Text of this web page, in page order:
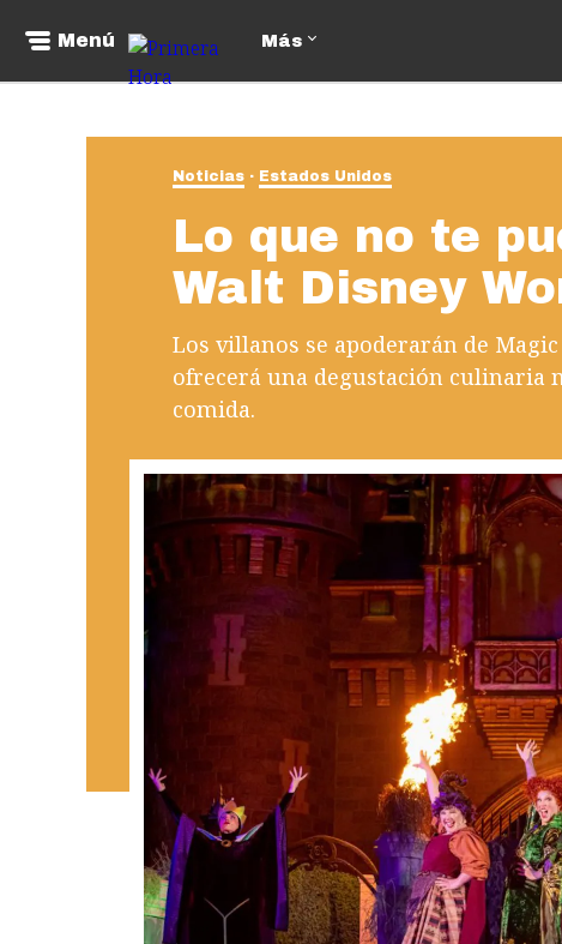
Menú Más
Noticias Estados Unidos
Lo que no te
Walt Disney
Los villanos se apoderarán de
ofrecerá una degustación culinaria
comida.